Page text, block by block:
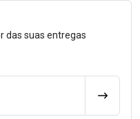
o Frete
das suas entregas